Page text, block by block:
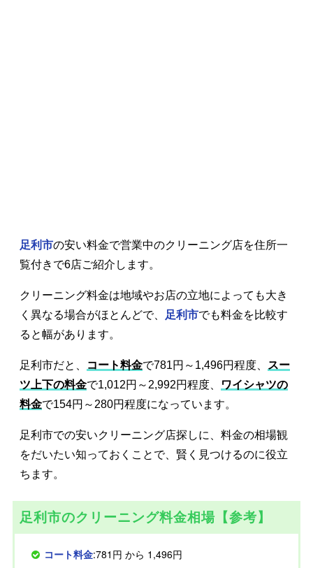
足利市の安い料金で営業中のクリーニング店を住所一
覧付きで6店ご紹介します。
クリーニング料金は地域やお店の立地によっても大き
く異なる場合がほとんどで、
足利市でも料金を比較す
ると幅があります。
足利市だと、 コート料金で781円～1,496円程度、
スー
ツ上下の料金で1,012円～2,992円程度、
ワイシャツの
料金で154円～280円程度になっています。
足利市での安いクリーニング店探しに、料金の相場観
をだいたい知っておくことで、賢く見つけるのに役立
ちます。
足利市のクリーニング料金相場【参考】
コート料金:781円 から 1,496円